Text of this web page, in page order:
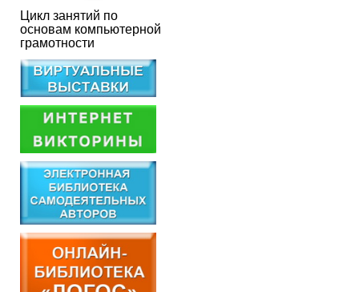
Цикл занятий по
основам компьютерной
грамотности